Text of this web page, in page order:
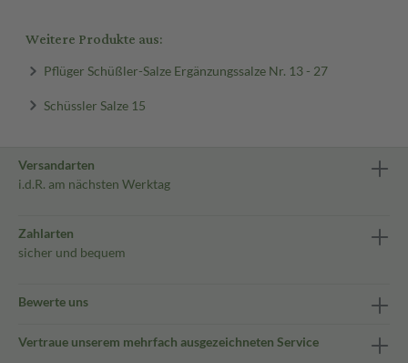
Weitere Produkte aus:
Pflüger Schüßler-Salze Ergänzungssalze Nr. 13 - 27
Schüssler Salze 15
Versandarten
i.d.R. am nächsten Werktag
Zahlarten
sicher und bequem
Bewerte uns
Vertraue unserem mehrfach ausgezeichneten Service